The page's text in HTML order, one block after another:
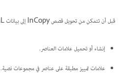
قبل أن تتمكن من تحويل قصص InCopy إلى بيانات XML، يجب أن تكون قد قمت بما يلي:
إنشاء أو تحميل علامات العناصر.
علامات تمييز مطبقة على عناصر في مجموعات نصية.